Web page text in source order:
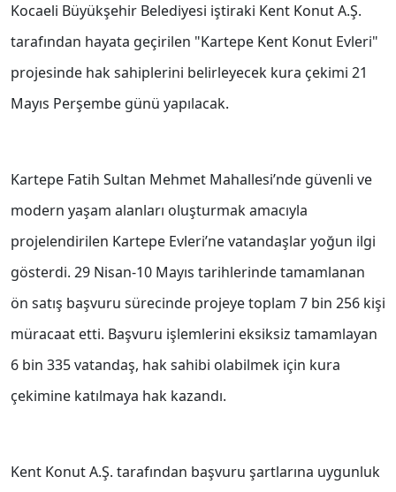
Kocaeli Büyükşehir Belediyesi iştiraki Kent Konut A.Ş.
tarafından hayata geçirilen "Kartepe Kent Konut Evleri"
projesinde hak sahiplerini belirleyecek kura çekimi 21
Mayıs Perşembe günü yapılacak.
Kartepe Fatih Sultan Mehmet Mahallesi’nde güvenli ve
modern yaşam alanları oluşturmak amacıyla
projelendirilen Kartepe Evleri’ne vatandaşlar yoğun ilgi
gösterdi. 29 Nisan-10 Mayıs tarihlerinde tamamlanan
ön satış başvuru sürecinde projeye toplam 7 bin 256 kişi
müracaat etti. Başvuru işlemlerini eksiksiz tamamlayan
6 bin 335 vatandaş, hak sahibi olabilmek için kura
çekimine katılmaya hak kazandı.
Kent Konut A.Ş. tarafından başvuru şartlarına uygunluk